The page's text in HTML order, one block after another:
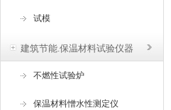
试模
建筑节能.保温材料试验仪器
不燃性试验炉
保温材料憎水性测定仪